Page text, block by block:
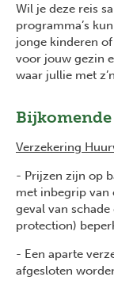
Wil je deze reis
programma’s
jonge kinderen
voor jouw gezin
waar jullie met
Verzekering
- Prijzen zijn op
met inbegrip van
geval van
protection)
- Een aparte
afgesloten